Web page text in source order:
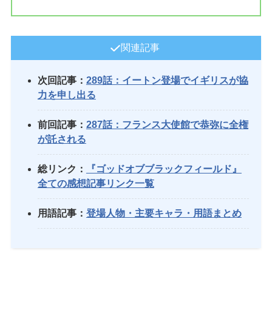
関連記事
次回記事： 289話：イートン登場でイギリスが協
力を申し出る
前回記事： 287話：フランス大使館で恭弥に全権
が託される
総リンク：
『ゴッドオブブラックフィールド』
全ての感想記事リンク一覧
用語記事： 登場人物・主要キャラ・用語まとめ